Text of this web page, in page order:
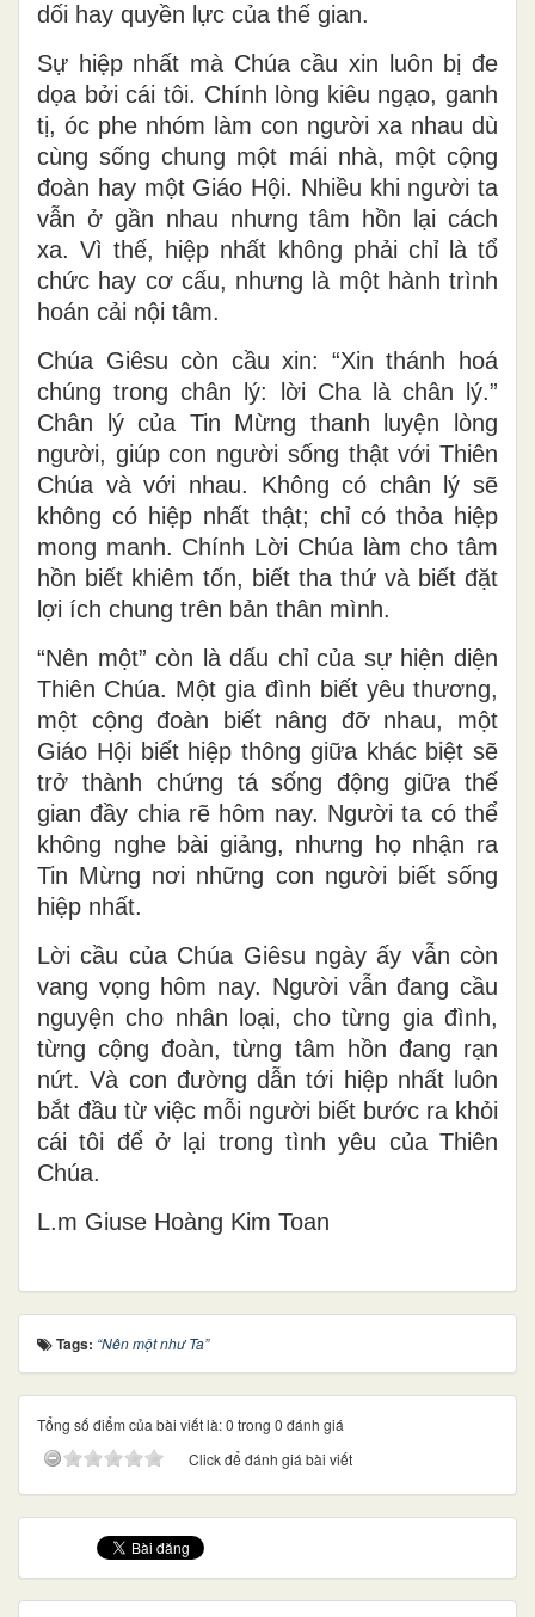
dối hay quyền lực của thế gian.
Sự hiệp nhất mà Chúa cầu xin luôn bị đe
dọa bởi cái tôi. Chính lòng kiêu ngạo, ganh
tị, óc phe nhóm làm con người xa nhau dù
cùng sống chung một mái nhà, một cộng
đoàn hay một Giáo Hội. Nhiều khi người ta
vẫn ở gần nhau nhưng tâm hồn lại cách
xa. Vì thế, hiệp nhất không phải chỉ là tổ
chức hay cơ cấu, nhưng là một hành trình
hoán cải nội tâm.
Chúa Giêsu còn cầu xin: “Xin thánh hoá
chúng trong chân lý: lời Cha là chân lý.”
Chân lý của Tin Mừng thanh luyện lòng
người, giúp con người sống thật với Thiên
Chúa và với nhau. Không có chân lý sẽ
không có hiệp nhất thật; chỉ có thỏa hiệp
mong manh. Chính Lời Chúa làm cho tâm
hồn biết khiêm tốn, biết tha thứ và biết đặt
lợi ích chung trên bản thân mình.
“Nên một” còn là dấu chỉ của sự hiện diện
Thiên Chúa. Một gia đình biết yêu thương,
một cộng đoàn biết nâng đỡ nhau, một
Giáo Hội biết hiệp thông giữa khác biệt sẽ
trở thành chứng tá sống động giữa thế
gian đầy chia rẽ hôm nay. Người ta có thể
không nghe bài giảng, nhưng họ nhận ra
Tin Mừng nơi những con người biết sống
hiệp nhất.
Lời cầu của Chúa Giêsu ngày ấy vẫn còn
vang vọng hôm nay. Người vẫn đang cầu
nguyện cho nhân loại, cho từng gia đình,
từng cộng đoàn, từng tâm hồn đang rạn
nứt. Và con đường dẫn tới hiệp nhất luôn
bắt đầu từ việc mỗi người biết bước ra khỏi
cái tôi để ở lại trong tình yêu của Thiên
Chúa.
L.m Giuse Hoàng Kim Toan
Tags: “Nên một như Ta”
Tổng số điểm của bài viết là: 0 trong 0 đánh giá
Click để đánh giá bài viết